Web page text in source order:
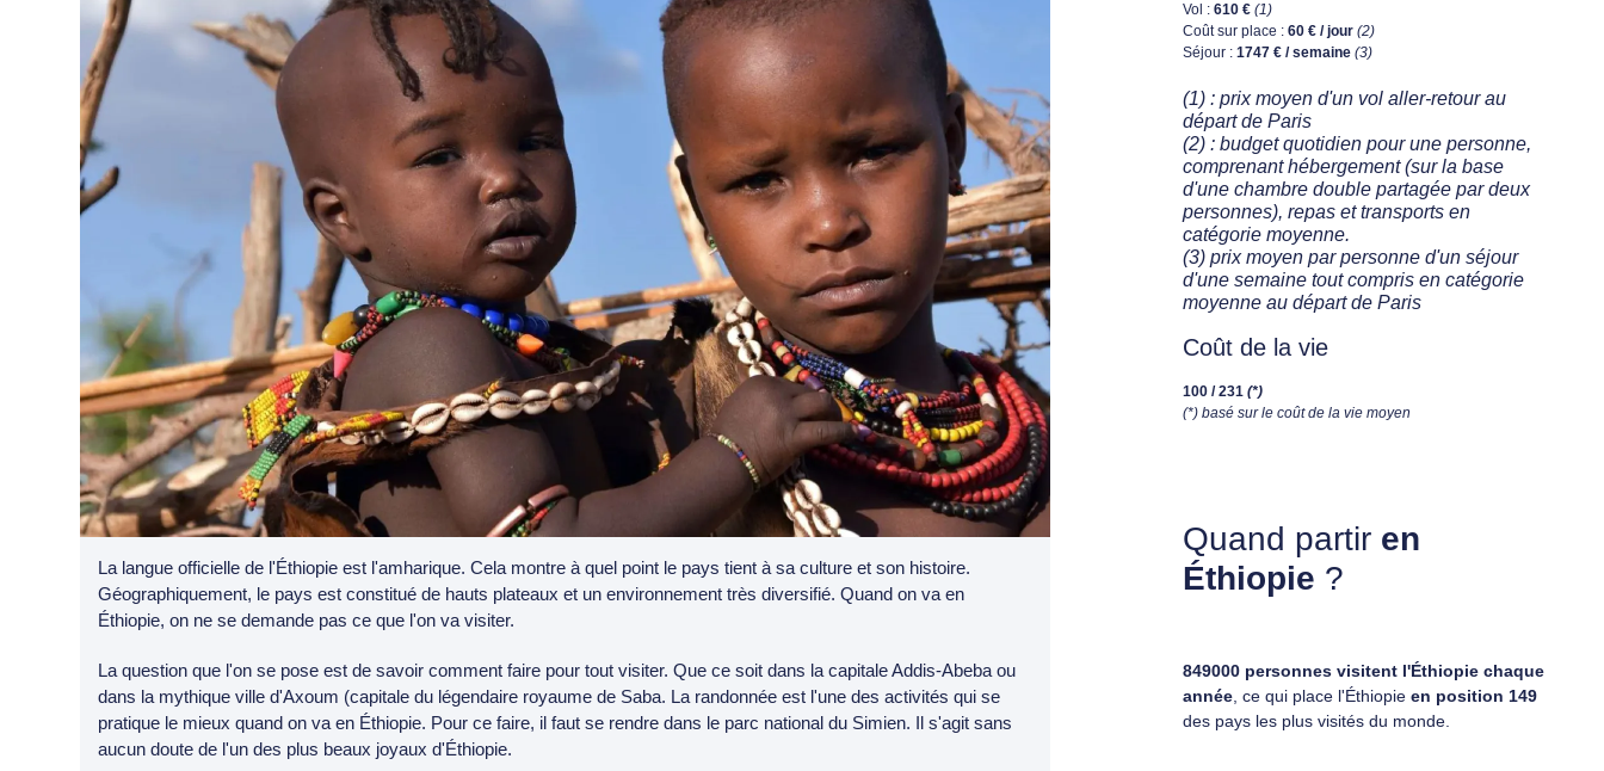
La langue officielle de l'Éthiopie est l'amharique. Cela montre à quel point le pays tient à sa culture et son histoire.
Géographiquement, le pays est constitué de hauts plateaux et un environnement très diversifié. Quand on va en
Éthiopie, on ne se demande pas ce que l'on va visiter.
La question que l'on se pose est de savoir comment faire pour tout visiter. Que ce soit dans la capitale Addis-Abeba ou
dans la mythique ville d'Axoum (capitale du légendaire royaume de Saba. La randonnée est l'une des activités qui se
pratique le mieux quand on va en Éthiopie. Pour ce faire, il faut se rendre dans le parc national du Simien. Il s'agit sans
aucun doute de l'un des plus beaux joyaux d'Éthiopie.
Vol :610 €(1)
Coût sur place :60 € / jour(2)
Séjour :1747 € / semaine(3)
(1) : prix moyen d'un vol aller-retour au
départ de Paris
(2) : budget quotidien pour une personne,
comprenant hébergement (sur la base
d'une chambre double partagée par deux
personnes), repas et transports en
catégorie moyenne.
(3) prix moyen par personne d'un séjour
d'une semaine tout compris en catégorie
moyenne au départ de Paris
Coût de la vie
100 / 231(*)
(*) basé sur le coût de la vie moyen
Quand partir en
Éthiopie ?
849000 personnes visitent l'Éthiopie chaque
année , ce qui place l'Éthiopieen position 149
des pays les plus visités du monde.